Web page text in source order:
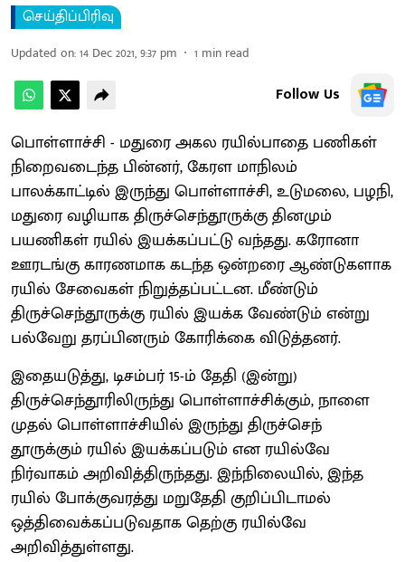
செய்திப்பிரிவு
Updated on:14 Dec 2021, 9:37 pm 1 min read
Follow Us
பொள்ளாச்சி - மதுரை அகல ரயில்பாதை பணிகள்
நிறைவடைந்த பின்னர், கேரள மாநிலம்
பாலக்காட்டில் இருந்து பொள்ளாச்சி, உடுமலை, பழநி,
மதுரை வழியாக திருச்செந்தூருக்கு தினமும்
பயணிகள் ரயில் இயக்கப்பட்டு வந்தது. கரோனா
ஊரடங்கு காரணமாக கடந்த ஒன்றரை ஆண்டுகளாக
ரயில் சேவைகள் நிறுத்தப்பட்டன. மீண்டும்
திருச்செந்தூருக்கு ரயில் இயக்க வேண்டும் என்று
பல்வேறு தரப்பினரும் கோரிக்கை விடுத்தனர்.
இதையடுத்து, டிசம்பர் 15-ம் தேதி (இன்று)
திருச்செந்தூரிலிருந்து பொள்ளாச்சிக்கும், நாளை
முதல் பொள்ளாச்சியில் இருந்து திருச்செந்
தூருக்கும் ரயில் இயக்கப்படும் என ரயில்வே
நிர்வாகம் அறிவித்திருந்தது. இந்நிலையில், இந்த
ரயில் போக்குவரத்து மறுதேதி குறிப்பிடாமல்
ஒத்திவைக்கப்படுவதாக தெற்கு ரயில்வே
அறிவித்துள்ளது.